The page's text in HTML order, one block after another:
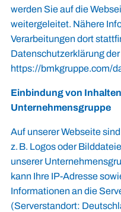
werden Sie auf die
weitergeleitet. Nähere
Verarbeitungen dort
Datenschutzerklärung
https://bmkgruppe.com/
Einbindung von
Unternehmensgruppe
Auf unserer Webseite
z. B. Logos oder
unserer
kann Ihre IP-Adresse
Informationen an die
(Serverstandort: